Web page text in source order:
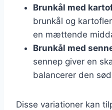
Brunkål med
brunkål og
en mættende
Brunkål med
sennep giver en
balancerer den
Disse variationer kan